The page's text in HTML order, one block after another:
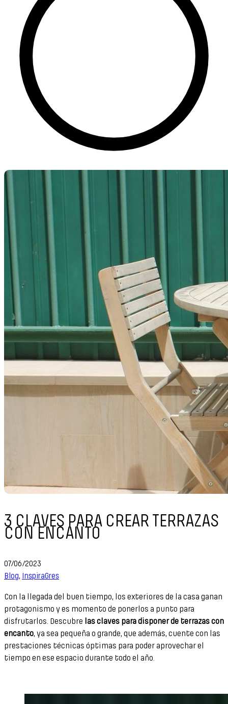
3 CLAVES PARA CREAR TERRAZAS
CON ENCANTO
07/06/2023
Blog, InspiraGres
Con la llegada del buen tiempo, los exteriores de la casa ganan
protagonismo y es momento de ponerlos a punto para
disfrutarlos. Descubre las claves para disponer de terrazas con
encanto, ya sea pequeña o grande, que además, cuente con las
prestaciones técnicas óptimas para poder aprovechar el
tiempo en ese espacio durante todo el año.